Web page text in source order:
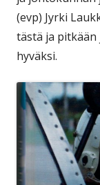
(evp) Jyrki
tästä ja
hyväksi.